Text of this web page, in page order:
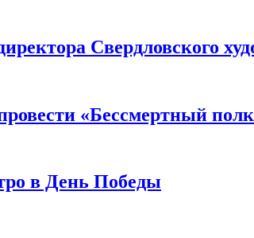
Свердловского
«Бессмертный
в День Победы